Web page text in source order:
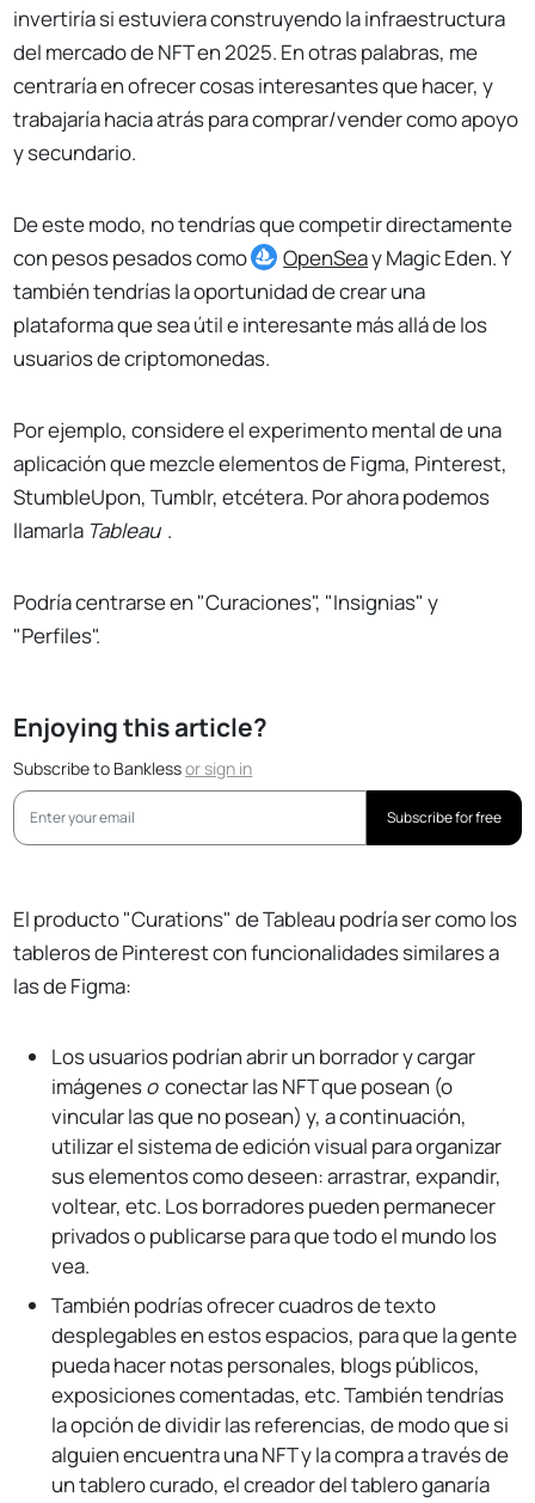
invertiría si estuviera construyendo la infraestructura
del mercado de NFT en 2025. En otras palabras, me
centraría en ofrecer cosas interesantes que hacer, y
trabajaría hacia atrás para comprar/vender como apoyo
y secundario.
De este modo, no tendrías que competir directamente
con pesos pesados como
OpenSeay Magic Eden. Y
también tendrías la oportunidad de crear una
plataforma que sea útil e interesante más allá de los
usuarios de criptomonedas.
Por ejemplo, considere el experimento mental de una
aplicación que mezcle elementos de Figma, Pinterest,
StumbleUpon, Tumblr, etcétera. Por ahora podemos
llamarla Tableau .
Podría centrarse en "Curaciones", "Insignias" y
"Perfiles".
Enjoying this article?
Subscribe to Banklessorsign in
Subscribe for free
El producto "Curations" de Tableau podría ser como los
tableros de Pinterest con funcionalidades similares a
las de Figma:
Los usuarios podrían abrir un borrador y cargar
imágeneso conectar las NFT que posean (o
vincular las que no posean) y, a continuación,
utilizar el sistema de edición visual para organizar
sus elementos como deseen: arrastrar, expandir,
voltear, etc. Los borradores pueden permanecer
privados o publicarse para que todo el mundo los
vea.
También podrías ofrecer cuadros de texto
desplegables en estos espacios, para que la gente
pueda hacer notas personales, blogs públicos,
exposiciones comentadas, etc. También tendrías
la opción de dividir las referencias, de modo que si
alguien encuentra una NFT y la compra a través de
un tablero curado, el creador del tablero ganaría